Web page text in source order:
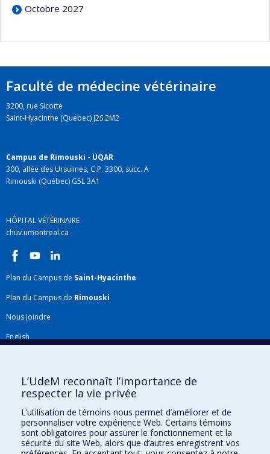
Octobre 2027
Faculté de médecine vétérinaire
3200, rue Sicotte
Saint-Hyacinthe (Québec) J2S 2M2
Campus de Rimouski - UQAR
300, allée des Ursulines, C.P. 3300, succ. A
Rimouski (Québec) G5L 3A1
HÔPITAL VÉTÉRINAIRE
chuv.umontreal.ca
Plan du Campus de Saint-Hyacinthe
Plan du Campus de Rimouski
Nous joindre
English
Plan du site
Accessibilité
Gabarits et image de marque
Agenda FMV & calendrier académique
L’UdeM reconnaît l’importance de
respecter la vie privée
L’utilisation de témoins nous permet d’améliorer et de
personnaliser votre expérience Web. Certains témoins
sont obligatoires pour assurer le fonctionnement et la
sécurité du site Web, alors que d’autres enregistrent vos